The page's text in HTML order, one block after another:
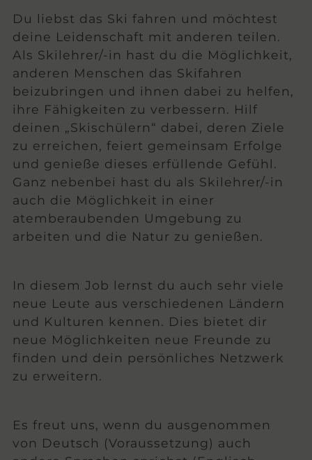
Du liebst das Ski fahren und möchtest
deine Leidenschaft mit anderen teilen.
Als Skilehrer/-in hast du die Möglichkeit,
anderen Menschen das Skifahren
beizubringen und ihnen dabei zu helfen,
ihre Fähigkeiten zu verbessern. Hilf
deinen „Skischülern“ dabei, deren Ziele
zu erreichen, feiert gemeinsam Erfolge
und genieße dieses erfüllende Gefühl.
Ganz nebenbei hast du als Skilehrer/-in
auch die Möglichkeit in einer
atemberaubenden Umgebung zu
arbeiten und die Natur zu genießen.
In diesem Job lernst du auch sehr viele
neue Leute aus verschiedenen Ländern
und Kulturen kennen. Dies bietet dir
neue Möglichkeiten neue Freunde zu
finden und dein persönliches Netzwerk
zu erweitern.
Es freut uns, wenn du ausgenommen
von Deutsch (Voraussetzung) auch